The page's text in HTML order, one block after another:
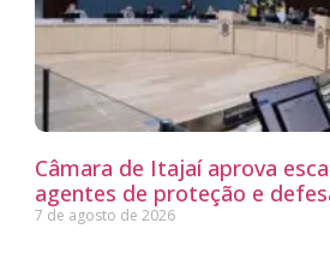
Câmara de Itajaí aprova
agentes de proteção e
7 de agosto de 2026